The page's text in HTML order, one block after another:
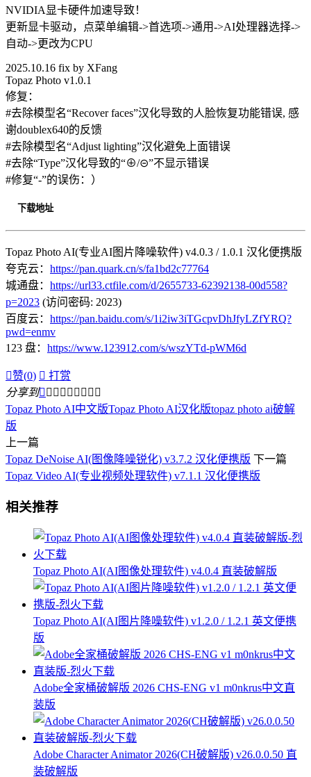
NVIDIA显卡硬件加速导致！
更新显卡驱动，点菜单编辑->首选项->通用->AI处理器选择->
自动->更改为CPU
2025.10.16 fix by XFang
Topaz Photo v1.0.1
修复：
#去除模型名“Recover faces”汉化导致的人脸恢复功能错误, 感
谢doublex640的反馈
#去除模型名“Adjust lighting”汉化避免上面错误
#去除“Type”汉化导致的“⊕/⊝”不显示错误
#修复“-”的误伤：）
下载地址
Topaz Photo AI(专业AI图片降噪软件) v4.0.3 / 1.0.1 汉化便携版
夸克云： https://pan.quark.cn/s/fa1bd2c77764
城通盘： https://url33.ctfile.com/d/2655733-62392138-00d558?
p=2023 (访问密码: 2023)
百度云： https://pan.baidu.com/s/1i2iw3iTGcpvDhJfyLZfYRQ?
pwd=enmv
123 盘： https://www.123912.com/s/wszYTd-pWM6d
赞(0)  打赏
分享到        
Topaz Photo AI中文版Topaz Photo AI汉化版topaz photo ai破解
版
上一篇
Topaz DeNoise AI(图像降噪锐化) v3.7.2 汉化便携版 下一篇
Topaz Video AI(专业视频处理软件) v7.1.1 汉化便携版
相关推荐
Topaz Photo AI(AI图像处理软件) v4.0.4 直装破解版
Topaz Photo AI(AI图片降噪软件) v1.2.0 / 1.2.1 英文便携
版
Adobe全家桶破解版 2026 CHS-ENG v1 m0nkrus中文直
装版
Adobe Character Animator 2026(CH破解版) v26.0.0.50 直
装破解版